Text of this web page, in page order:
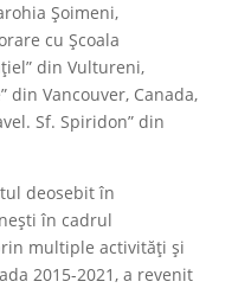
Șoimeni,
cu Școala
din Vultureni,
din Vancouver, Canada,
Sf. Spiridon” din
deosebit în
în cadrul
multiple activități și
2015-2021, a revenit